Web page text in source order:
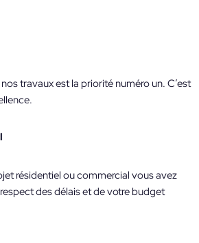
travaux est la priorité numéro un. C’est
résidentiel ou commercial vous avez
des délais et de votre budget